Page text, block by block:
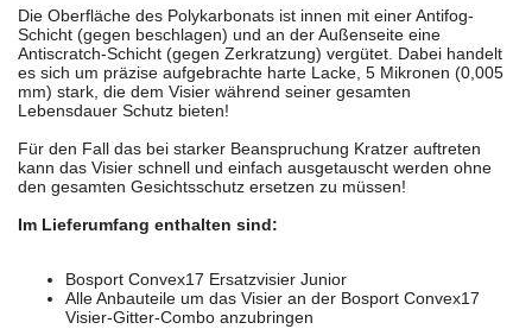
Die Oberfläche des Polykarbonats ist innen mit einer Antifog-
Schicht (gegen beschlagen) und an der Außenseite eine
Antiscratch-Schicht (gegen Zerkratzung) vergütet. Dabei handelt
es sich um präzise aufgebrachte harte Lacke, 5 Mikronen (0,005
mm) stark, die dem Visier während seiner gesamten
Lebensdauer Schutz bieten!
Für den Fall das bei starker Beanspruchung Kratzer auftreten
kann das Visier schnell und einfach ausgetauscht werden ohne
den gesamten Gesichtsschutz ersetzen zu müssen!
Im Lieferumfang enthalten sind:
Bosport Convex17 Ersatzvisier Junior
Alle Anbauteile um das Visier an der Bosport Convex17
Visier-Gitter-Combo anzubringen